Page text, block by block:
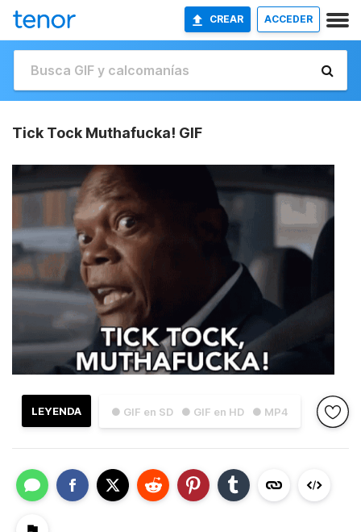
CREAR ACCEDER
Tick Tock Muthafucka! GIF
● GIF en SD ● GIF en HD ● MP4
LEYENDA